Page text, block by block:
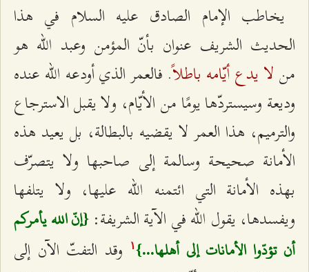
يخاطب الإمام الصادق عليه السلام في هذا
الحديث الشريف عنوان بأنّ المؤمن وعبد الله هو
من لا يدع أيّامه باطلاً. فالعمر الذي أودعه الله عنده
وديعة وسيستردّها يومًا من الأيّام، ولا يقبل الاسترجاع
والترميم، هذا العمر لا يقضيه بالبطالة، بل يعيد هذه
الأمانة صحيحة وسالمة إلى صاحبها ولا يتصرّف
بهذه الأمانة التي ائتمنه الله عليها، ولا يتلفها
ويفسدها، يقول الله في الآية الشريفة: {إنّ الله يأمركم
أن تؤدّوا الأمانات إلى أهلها...}۱
وقد التفتّ الآن إلى